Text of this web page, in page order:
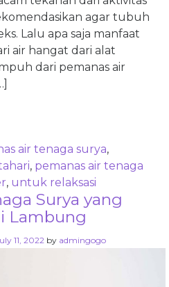
agar tubuh
Lalu apa saja manfaat
air hangat dari alat
dari pemanas air
air tenaga surya,
, pemanas air tenaga
, untuk relaksasi
Surya yang
Lambung
11, 2022 by admingogo